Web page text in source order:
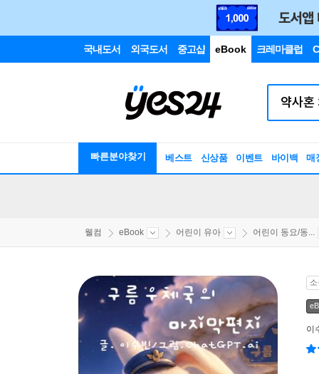
국내도서 외국도서 중고샵 eBook 크레마클럽
빠른분야찾기 베스트 신상품 이벤트 바이백 매
웰컴 eBook 어린이 유아 어린이 동요/동...
이